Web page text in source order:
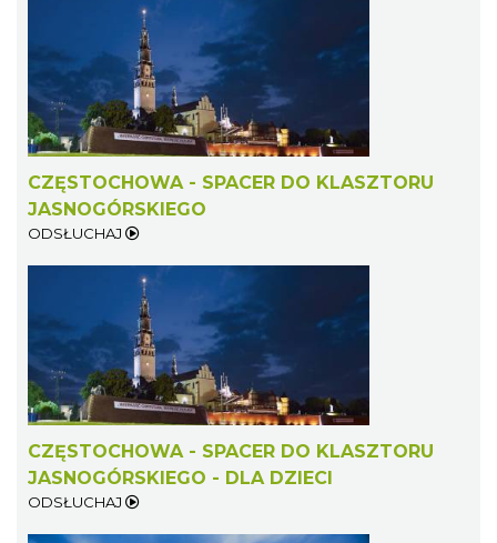
CZĘSTOCHOWA - SPACER DO KLASZTORU
JASNOGÓRSKIEGO
ODSŁUCHAJ
CZĘSTOCHOWA - SPACER DO KLASZTORU
JASNOGÓRSKIEGO - DLA DZIECI
ODSŁUCHAJ